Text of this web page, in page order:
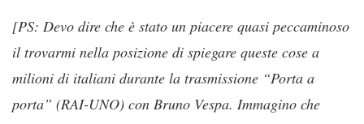
[PS: Devo dire che è stato un piacere quasi peccaminoso
il trovarmi nella posizione di spiegare queste cose a
milioni di italiani durante la trasmissione “Porta a
porta” (RAI-UNO) con Bruno Vespa. Immagino che